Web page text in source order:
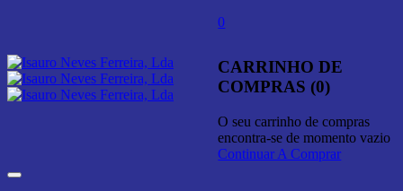
0
CARRINHO DE
COMPRAS (0)
O seu carrinho de compras
encontra-se de momento vazio
Continuar A Comprar